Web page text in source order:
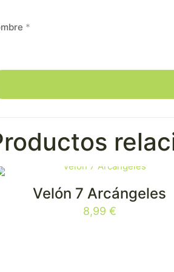
*
Velón 7 Arcángeles
8,99 €